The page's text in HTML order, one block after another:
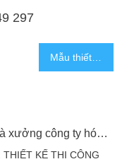
297
Thiết kế nhà xưởng công ty hóa chất Ánh Minh
KẾ THI CÔNG